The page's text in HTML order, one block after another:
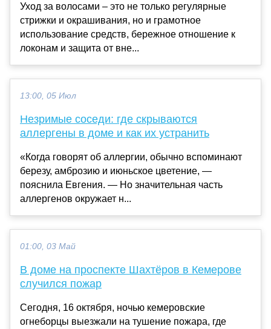
Уход за волосами – это не только регулярные
стрижки и окрашивания, но и грамотное
использование средств, бережное отношение к
локонам и защита от вне...
13:00, 05 Июл
Незримые соседи: где скрываются
аллергены в доме и как их устранить
«Когда говорят об аллергии, обычно вспоминают
березу, амброзию и июньское цветение, —
пояснила Евгения. — Но значительная часть
аллергенов окружает н...
01:00, 03 Май
В доме на проспекте Шахтёров в Кемерове
случился пожар
Сегодня, 16 октября, ночью кемеровские
огнеборцы выезжали на тушение пожара, где